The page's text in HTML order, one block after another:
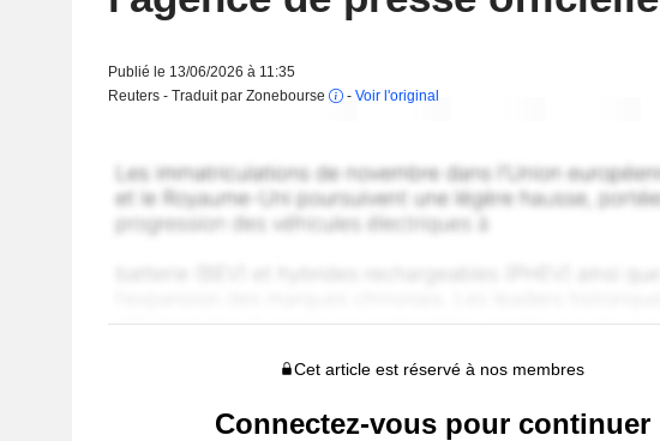
Publié le 13/06/2026 à 11:35
Reuters - Traduit par Zonebourse
- Voir l'original
Cet article est réservé à nos membres
Connectez-vous pour continuer